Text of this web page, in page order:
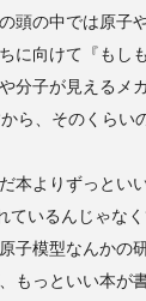
頭の中では原子
に向けて『もし
分子が見えるメ
ら、そのくらい
本よりずっとい
ているんじゃな
子模型なんかの
もっといい本が